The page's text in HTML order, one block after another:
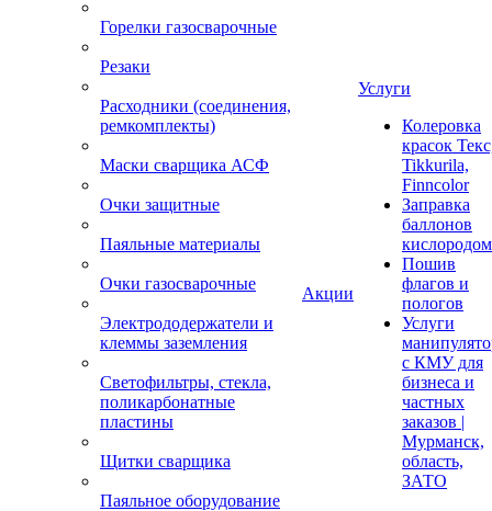
Горелки газосварочные
Резаки
Расходники (соединения,
ремкомплекты)
Маски сварщика АСФ
Очки защитные
Паяльные материалы
Очки газосварочные
Электрододержатели и
клеммы заземления
Светофильтры, стекла,
поликарбонатные
пластины
Щитки сварщика
Паяльное оборудование
Акции
Услуги
Колеровка
красок
Tikkurila,
Finncolor
Заправка
баллонов
кислородом
Пошив
флагов и
пологов
Услуги
с КМУ для
бизнеса и
частных
заказов |
Мурманск,
область,
ЗАТО